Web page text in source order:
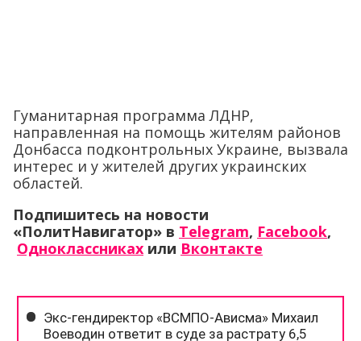
Гуманитарная программа ЛДНР,
направленная на помощь жителям районов
Донбасса подконтрольных Украине, вызвала
интерес и у жителей других украинских
областей.
Подпишитесь на новости
«ПолитНавигатор» в Telegram, Facebook,
Одноклассниках или Вконтакте